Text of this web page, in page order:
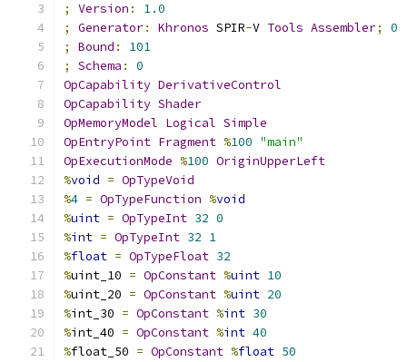
;
Version :
1.0
;
Generator: Khronos SPIR-V Tools Assembler;
0
;
Bound :
101
;
Schema :
0
OpCapability DerivativeControl
OpCapability Shader
OpMemoryModel Logical Simple
OpEntryPoint Fragment %100 "main"
OpExecutionMode %100 OriginUpperLeft
%void = OpTypeVoid
%4 = OpTypeFunction %void
%uint = OpTypeInt 32 0
%int = OpTypeInt 32 1
%float = OpTypeFloat 32
%uint_10 = OpConstant %uint 10
%uint_20 = OpConstant %uint 20
%int_30 = OpConstant %int 30
%int_40 = OpConstant %int 40
%float_50 = OpConstant %float 50